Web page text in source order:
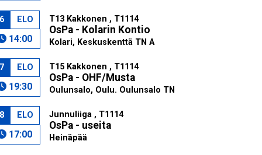
ELO
14:00
T13 Kakkonen , T1114
OsPa - Kolarin Kontio
Kolari, Keskuskenttä TN A
ELO
19:30
T15 Kakkonen , T1114
OsPa - OHF/Musta
Oulunsalo, Oulu. Oulunsalo TN
ELO
17:00
Junnuliiga , T1114
OsPa - useita
Heinäpää